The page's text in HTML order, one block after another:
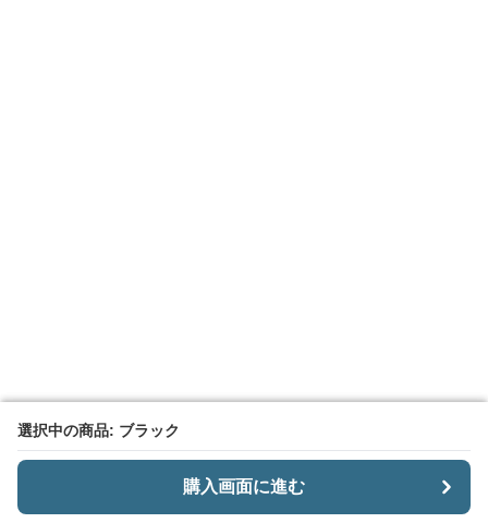
選択中の商品: ブラック
購入画面に進む
選択中の商品: ブラック
購入画面に進む